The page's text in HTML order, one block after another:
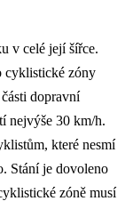
v celé její šířce.
cyklistické zóny
dopravní
nejvýše 30 km/h.
které nesmí
Stání je dovoleno
zóně musí